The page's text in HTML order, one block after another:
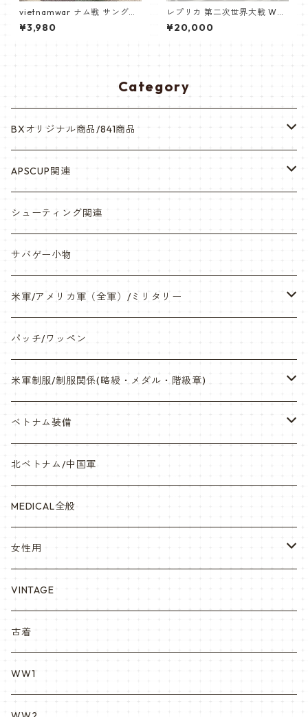
vietnamwar ナム戦 サングラ
ス eyewear pilot パイロット
サングラス 眼鏡 めがね replic
¥3,980
レプリカ 第二次世界大戦 WW
2 WAC WWAC BAG Bag, utili
ty, WAC ハンドバッグ,ショル
¥20,000
Category
BXオリジナル商品/841商品
シール・ステッカー（UV加工）
缶バッチ
帽子・Tシャツ・エプロン
ネックレス・アクセサリー・スマホケース
サンダル・Bag
サバゲー装備品・バッテリー
オリジナルパッチ
841マスク・BDUカスタム
赤ちゃん用
YARSOC
シャークマウス
REPRO レプロ
APSCUP関連
岡崎APS部
本体・BB弾・小物類
シューティング関連
サバゲー小物
米軍/アメリカ軍（全軍）/ミリタリー
海兵隊/USMC
陸軍/USARMY
空軍/USAF
海軍/USN
宇宙軍
トレーニングウエア集
ポーラテック/POLARTEC
米軍放出品ブーツ
パッチ/ワッペン
米軍制服/制服関係(略綬・メダル・階級章)
略綬・リボンバー・メダル等
ピンズ類 階級章(ランク)・資格章等
アメリカ軍制服
ベトナム装備
サムズミリタリ屋さん
セスラー中田商店さん
EA east asia
DRAGON ドラゴン
Nyat Mil ニャットミル
カスタム KURI
北ベトナム/中国軍
MEDICAL全般
女性用
ARC アメリカンレッドクロス
NURES
VINTAGE
古着
WW1